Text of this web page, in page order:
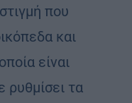
που
και
είναι
ρυθμίσει τα